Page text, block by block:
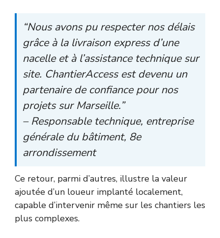
“Nous avons pu respecter nos délais
grâce à la livraison express d’une
nacelle et à l’assistance technique sur
site. ChantierAccess est devenu un
partenaire de confiance pour nos
projets sur Marseille.”
– Responsable technique, entreprise
générale du bâtiment, 8e
arrondissement
Ce retour, parmi d’autres, illustre la valeur
ajoutée d’un loueur implanté localement,
capable d’intervenir même sur les chantiers les
plus complexes.